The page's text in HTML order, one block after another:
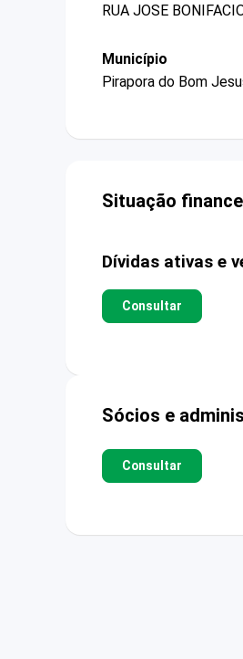
RUA JOSE
Município
Pirapora do Bom
Situação
Dívidas ativas e
Consultar
Sócios e
Consultar